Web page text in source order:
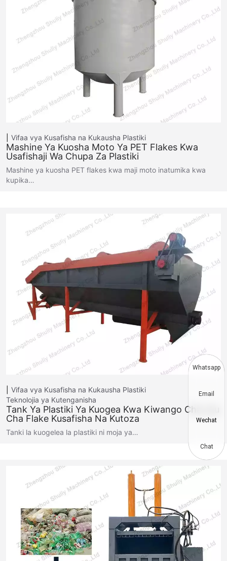
Vifaa vya Kusafisha na Kukausha Plastiki
Mashine Ya Kuosha Moto Ya PET Flakes Kwa
Usafishaji Wa Chupa Za Plastiki
Mashine ya kuosha PET flakes kwa maji moto inatumika kwa
kupika…
Vifaa vya Kusafisha na Kukausha Plastiki
Teknolojia ya Kutenganisha
Tank Ya Plastiki Ya Kuogea Kwa Kiwango Cha Juu
Cha Flake Kusafisha Na Kutoza
Tanki la kuogelea la plastiki ni moja ya…
Whatsapp
Email
Wechat
Chat